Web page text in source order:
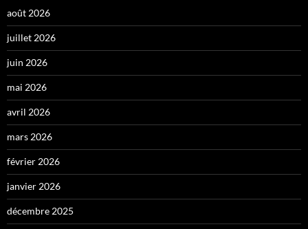
août 2026
juillet 2026
juin 2026
mai 2026
avril 2026
mars 2026
février 2026
janvier 2026
décembre 2025